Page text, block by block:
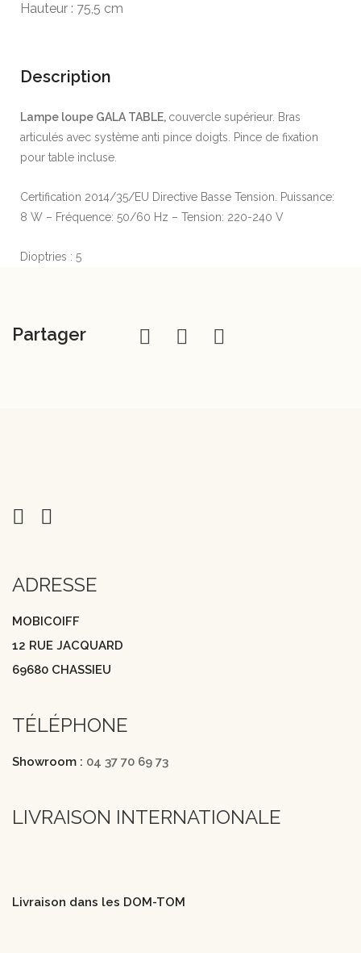
Hauteur : 75,5 cm
Description
Lampe loupe GALA TABLE, couvercle supérieur. Bras
articulés avec système anti pince doigts. Pince de fixation
pour table incluse.
Certification 2014/35/EU Directive Basse Tension. Puissance:
8 W – Fréquence: 50/60 Hz – Tension: 220-240 V
Dioptries : 5
Partager
ADRESSE
MOBICOIFF
12 RUE JACQUARD
69680 CHASSIEU
TÉLÉPHONE
Showroom : 04 37 70 69 73
LIVRAISON INTERNATIONALE
Livraison dans les DOM-TOM